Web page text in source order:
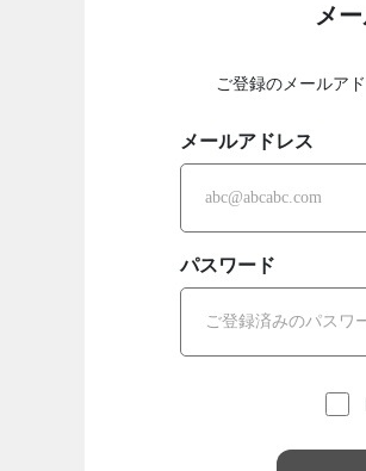
メ
ご登録のメールア
メールアドレス
パスワード